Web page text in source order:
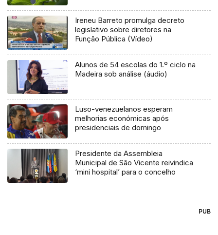
Ireneu Barreto promulga decreto
legislativo sobre diretores na
Função Pública (Vídeo)
Alunos de 54 escolas do 1.º ciclo na
Madeira sob análise (áudio)
Luso-venezuelanos esperam
melhorias económicas após
presidenciais de domingo
Presidente da Assembleia
Municipal de São Vicente reivindica
‘mini hospital’ para o concelho
PUB